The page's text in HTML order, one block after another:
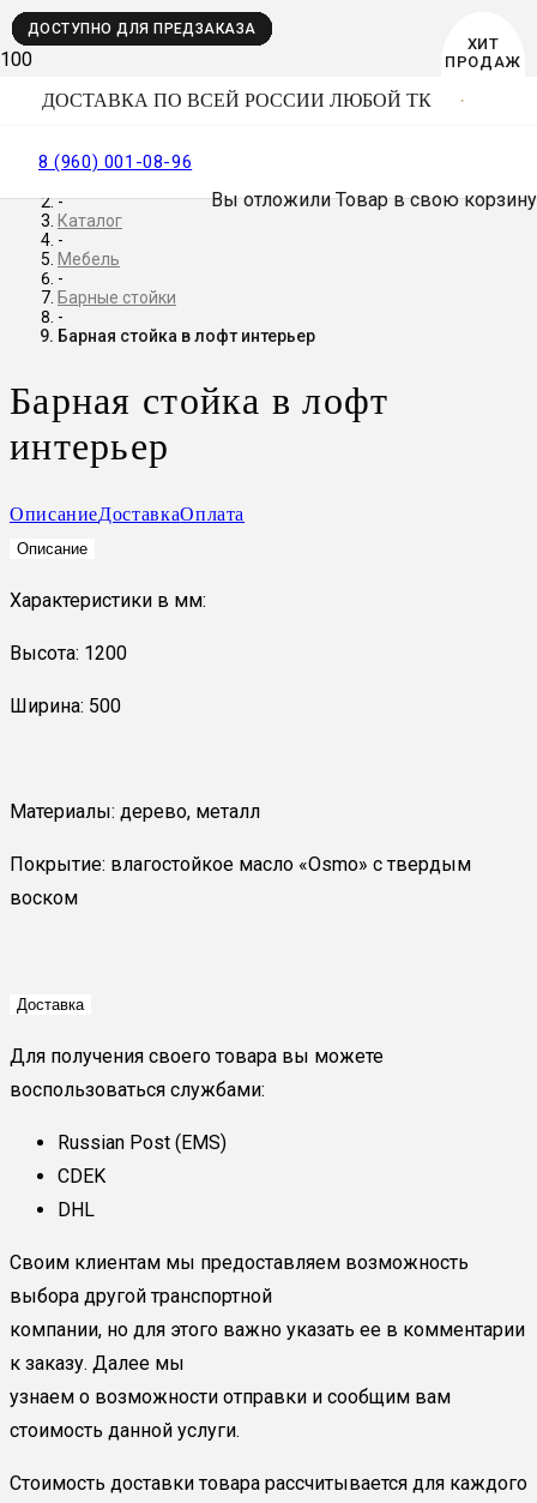
ДОСТАВКА ПО ВСЕЙ РОССИИ ЛЮБОЙ ТК
8 (960) 001-08-96
Вы отложилиТоварв свою
ДОСТУПНО ДЛЯ ПРЕДЗАКАЗА
-
Каталог
-
Мебель
-
Барные стойки
-
Барная стойка в лофт интерьер
Барная стойка в лофт
интерьер
ОписаниеДоставкаОплата
Описание
Характеристики в мм:
Высота: 1200
Ширина: 500
Материалы: дерево, металл
Покрытие: влагостойкое масло «Osmo» с твердым
воском
Доставка
Для получения своего товара вы можете
воспользоваться службами:
Russian Post (EMS)
CDEK
DHL
Своим клиентам мы предоставляем возможность
выбора другой транспортной
компании, но для этого важно указать ее в комментарии
к заказу. Далее мы
узнаем о возможности отправки и сообщим вам
стоимость данной услуги.
Стоимость доставки товара рассчитывается для каждого
ДОСТУПНО ДЛЯ ПРЕДЗАКАЗА
ДОСТУПНО ДЛЯ ПРЕДЗАКАЗА
ДОСТУПНО ДЛЯ ПРЕДЗАКАЗА
ДОСТУПНО ДЛЯ ПРЕДЗАКАЗА
ДОСТУПНО ДЛЯ ПРЕДЗАКАЗА
ХИТ
ПРОДАЖ
ДОСТУПНО ДЛЯ ПРЕДЗАКАЗА
BEST
SELLER
ДОСТУПНО ДЛЯ ПРЕДЗАКАЗА
ХИТ
ПРОДАЖ
ДОСТУПНО ДЛЯ ПРЕДЗАКАЗА
ХИТ
ПРОДАЖ
ДОСТУПНО ДЛЯ ПРЕДЗАКАЗА
ХИТ
ПРОДАЖ
ДОСТУПНО ДЛЯ ПРЕДЗАКАЗА
ХИТ
ПРОДАЖ
ДОСТУПНО ДЛЯ ПРЕДЗАКАЗА
ХИТ
ПРОДАЖ
ДОСТУПНО ДЛЯ ПРЕДЗАКАЗА
ХИТ
ПРОДАЖ